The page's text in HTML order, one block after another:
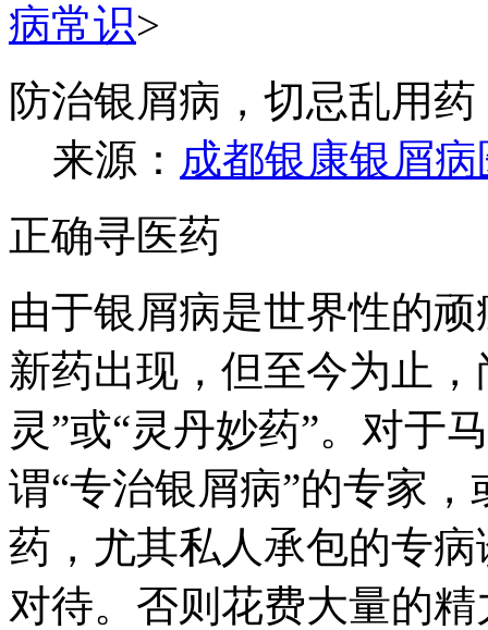
病常识>
防治银屑病，切忌乱用药
来源： 成都银康银屑
正确寻医药
由于银屑病是世界性的
新药出现，但至今为止
灵”或“灵丹妙药”。对于
谓“专治银屑病”的专家
药，尤其私人承包的专
对待。否则花费大量的